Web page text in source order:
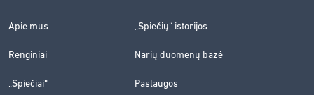
Apie mus „Spiečių“ istorijos
Renginiai Narių duomenų bazė
„Spiečiai“ Paslaugos